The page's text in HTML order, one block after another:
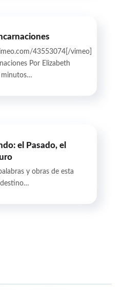
43553074[/vimeo]
Por Elizabeth
minutos…
el Pasado, el
y obras de esta